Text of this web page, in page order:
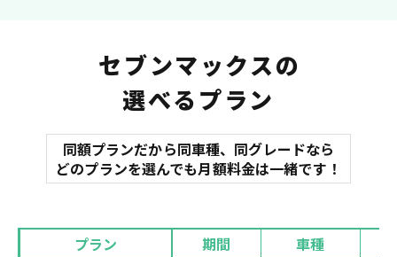
オイル交換 諸費用
マット
バイザー
セブンマックスの
選べるプラン
同額プランだから同車種、同グレードなら
どのプランを選んでも月額料金は一緒です！
プラン 期間 車種